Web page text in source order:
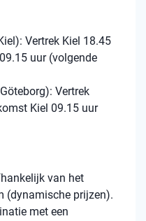
Vertrek Kiel 18.45
uur (volgende
Vertrek
Kiel 09.15 uur
van het
(dynamische prijzen).
met een